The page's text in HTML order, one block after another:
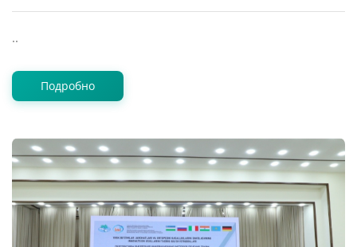
..
Подробно